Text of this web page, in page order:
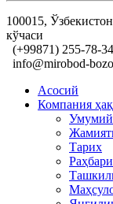
100015,
кўчаси
(+99871) 255-78-34
info@mirobod-
Асосий
Компания
Умумий
Тарих